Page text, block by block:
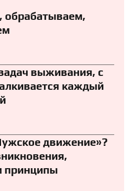
обрабатываем,
выживания, с
каждый
движение»?
принципы